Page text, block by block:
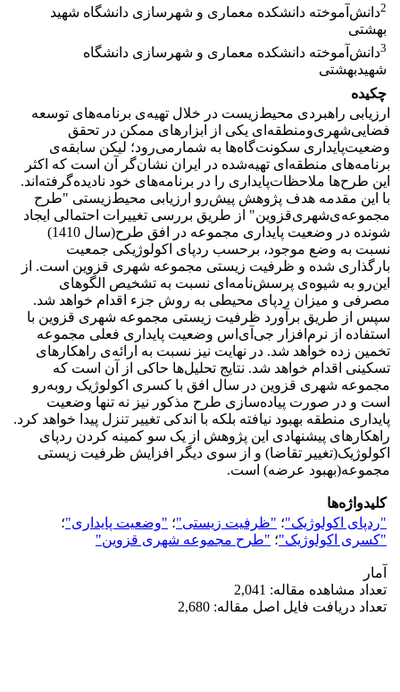
2دانش‌آموخته دانشکده معماری و شهرسازی دانشگاه شهید
بهشتی
3دانش‌آموخته دانشکده معماری و شهرسازی دانشگاه
شهیدبهشتی
چکیده
ارزیابی راهبردی محیط‌زیست در خلال تهیه‌ی برنامه‌های توسعه
فضایی‌شهری‌و‌منطقه‌ای یکی از ابزارهای ممکن در تحقق
وضعیت‌پایداری سکونت‌گاه‌ها به شمارمی‌رود؛ لیکن سابقه‌ی
برنامه‌های منطقه‌ای تهیه‌‌شده در ایران نشان‌گر آن است که اکثر
این طرح‌‌ها ملاحظات‌پایداری را در برنامه‌های خود نادیده‌گرفته‌‌اند.
با این مقدمه هدف پژوهش پیش‌رو ارزیابی محیط‌زیستی "طرح
مجموعه‌ی‌شهری‌قزوین" از طریق بررسی تغییرات احتمالی ایجاد
شونده در وضعیت پایداری مجموعه در افق طرح(سال 1410)
نسبت به وضع موجود، برحسب ردپای اکولوژیکی جمعیت
بارگذاری شده و ظرفیت زیستی مجموعه شهری قزوین است. از
این‌رو به شیوه‌ی پرسش‌نامه‌ای نسبت به تشخیص الگوهای
مصرفی و میزان ردپای محیطی به روش جزء اقدام خواهد شد.
سپس از طریق برآورد ظرفیت زیستی مجموعه شهری قزوین با
استفاده از نرم‌افزار جی‌آی‌اس وضعیت پایداری فعلی مجموعه
تخمین زده خواهد شد. در نهایت نیز نسبت به ارائه‌ی راهکارهای
تسکینی اقدام خواهد شد. نتایج تحلیل‌ها حاکی از آن است که
مجموعه شهری قزوین در سال افق با کسری اکولوژیک روبه‌رو
است و در صورت پیاده‌سازی طرح مذکور نیز نه تنها وضعیت
پایداری منطقه بهبود نیافته بلکه با اندکی تغییر تنزل پیدا خواهد کرد.
راهکارهای پیشنهادی این پژوهش از یک سو کمینه کردن ردپای
اکولوژیک(تغییر تقاضا) و از سوی دیگر افزایش ظرفیت زیستی
مجموعه(بهبود عرضه) است.
کلیدواژه‌ها
"ردپای اکولوژیک"؛ "ظرفیت زیستی"؛ "وضعیت پایداری"؛
"کسری اکولوژیک"؛ "طرح مجموعه شهری قزوین"
آمار
تعداد مشاهده مقاله: 2,041
تعداد دریافت فایل اصل مقاله: 2,680